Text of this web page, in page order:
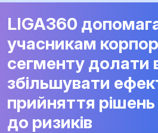
LIGA360
учасникам
сегменту долати
збільшувати
прийняття рішень
до ризиків